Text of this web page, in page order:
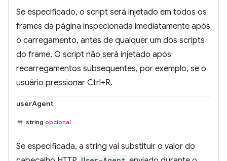
Se especificado, o script será injetado em todos os
frames da página inspecionada imediatamente após
o carregamento, antes de qualquer um dos scripts
do frame. O script não será injetado após
recarregamentos subsequentes, por exemplo, se o
usuário pressionar Ctrl+R.
userAgent
string opcional
Se especificada, a string vai substituir o valor do